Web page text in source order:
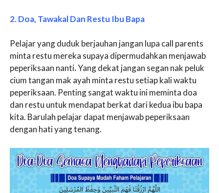
2. Doa, Tawakal Dan Restu Ibu Bapa
Pelajar yang duduk berjauhan jangan lupa call parents
minta restu mereka supaya dipermudahkan menjawab
peperiksaan nanti.Yang dekat jangan segan nak peluk
cium tangan mak ayah minta restu setiap kali waktu
peperiksaan. Penting sangat waktu ini meminta doa
dan restu untuk mendapat berkat dari kedua ibu bapa
kita. Barulah pelajar dapat menjawab peperiksaan
dengan hati yang tenang.